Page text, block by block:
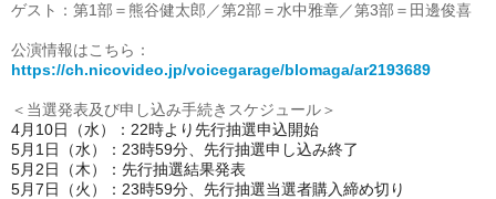
ゲスト：第1部＝熊谷健太郎／第2部＝水中雅章／第3部＝田邊俊喜
公演情報はこちら：
https://ch.nicovideo.jp/voicegarage/blomaga/ar2193689
＜当選発表及び申し込み手続きスケジュール＞
4月10日（水）：22時より先行抽選申込開始
5月1日（水）：23時59分、先行抽選申し込み終了
5月2日（木）：先行抽選結果発表
5月7日（火）：23時59分、先行抽選当選者購入締め切り